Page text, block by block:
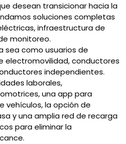
desean transicionar hacia la
soluciones completas
infraestructura de
monitoreo.
sea como usuarios de
electromovilidad, conductores
independientes.
laborales,
una app para
vehículos, la opción de
y una amplia red de recarga
para eliminar la